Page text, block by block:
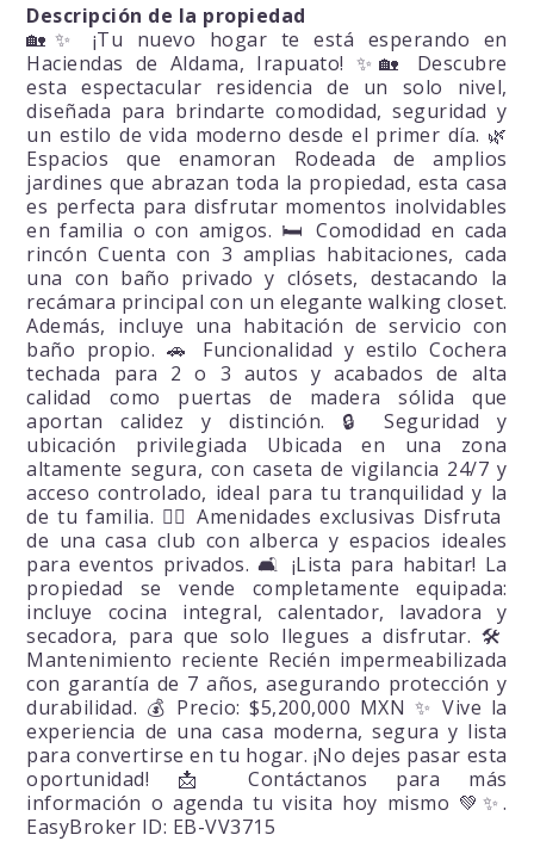
Descripción de la propiedad
🏡✨ ¡Tu nuevo hogar te está esperando en
Haciendas de Aldama, Irapuato! ✨🏡 Descubre
esta espectacular residencia de un solo nivel,
diseñada para brindarte comodidad, seguridad y
un estilo de vida moderno desde el primer día. 🌿
Espacios que enamoran Rodeada de amplios
jardines que abrazan toda la propiedad, esta casa
es perfecta para disfrutar momentos inolvidables
en familia o con amigos. 🛏️ Comodidad en cada
rincón Cuenta con 3 amplias habitaciones, cada
una con baño privado y clósets, destacando la
recámara principal con un elegante walking closet.
Además, incluye una habitación de servicio con
baño propio. 🚗 Funcionalidad y estilo Cochera
techada para 2 o 3 autos y acabados de alta
calidad como puertas de madera sólida que
aportan calidez y distinción. 🔒 Seguridad y
ubicación privilegiada Ubicada en una zona
altamente segura, con caseta de vigilancia 24/7 y
acceso controlado, ideal para tu tranquilidad y la
de tu familia. 🏊‍♂️ Amenidades exclusivas Disfruta
de una casa club con alberca y espacios ideales
para eventos privados. 🛋️ ¡Lista para habitar! La
propiedad se vende completamente equipada:
incluye cocina integral, calentador, lavadora y
secadora, para que solo llegues a disfrutar. 🛠️
Mantenimiento reciente Recién impermeabilizada
con garantía de 7 años, asegurando protección y
durabilidad. 💰 Precio: $5,200,000 MXN ✨ Vive la
experiencia de una casa moderna, segura y lista
para convertirse en tu hogar. ¡No dejes pasar esta
oportunidad! 📩 Contáctanos para más
información o agenda tu visita hoy mismo 💚✨.
EasyBroker ID: EB-VV3715